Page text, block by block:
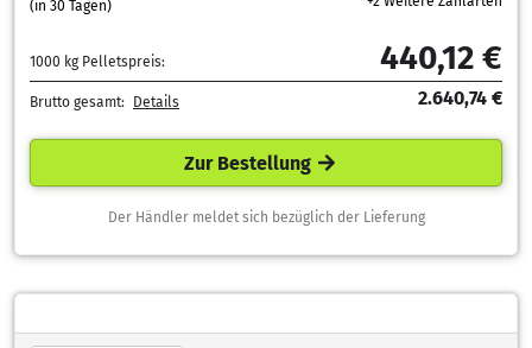
(in 30 Tagen)
1000 kg Pelletspreis: 440,12 €
Brutto gesamt: Details 2.640,74 €
Zur Bestellung
Der Händler meldet sich bezüglich der Lieferung